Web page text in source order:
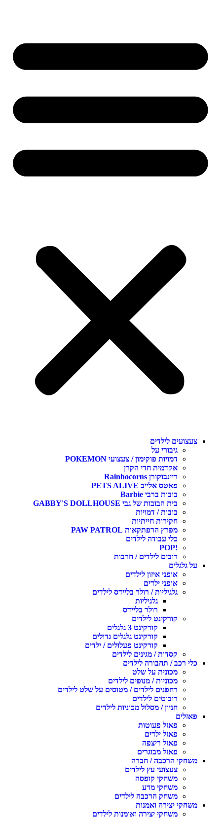
צעצועים לילדים
גיבורי על
דמויות פוקימון / צעצועי POKEMON
אקדמית חדי הקרן
ריינבוקורן Rainbocorns
פאטס אלייב PETS ALIVE
בובות ברבי Barbie
בית הבובות של גבי GABBY'S DOLLHOUSE
בובות / דמויות
חקירות חייתיות
מפרץ הרפתקאות PAW PATROL
כלי עבודה לילדים
!POP
רובים לילדים / חרבות
על גלגלים
אופני איזון לילדים
אופני ילדים
גלגיליות / רולר בליידס לילדים
גלגיליות
רולר בליידס
קורקינט לילדים
קורקינט 3 גלגלים
קורקינט גלגלים גדולים
קורקינט פעלולים / ילדים
קסדות / מגינים לילדים
כלי רכב / תחבורה לילדים
מכונית על שלט
מכוניות / מנופים לילדים
רחפנים לילדים / מטוסים על שלט לילדים
רובוטים לילדים
חניון / מסלול מכוניות לילדים
פאזלים
פאזל פעוטות
פאזל ילדים
פאזל ריצפה
פאזל מבוגרים
משחקי הרכבה / חברה
צעצועי עץ לילדים
משחקי קופסה
משחקי מדע
משחק הרכבה לילדים
משחקי יצירה ואמנות
משחקי יצירה ואומנות לילדים